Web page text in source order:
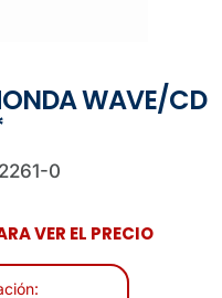
WAVE/CD
0
VER EL PRECIO